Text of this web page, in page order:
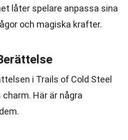
låter spelare anpassa sina
och magiska krafter.
i Trails of Cold Steel
Här är några